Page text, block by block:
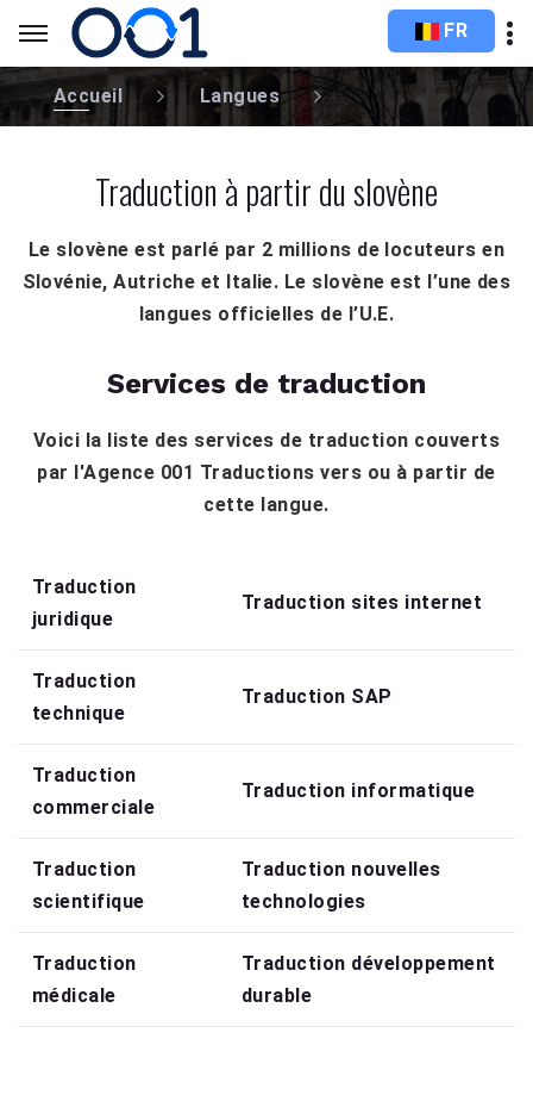
FR
Accueil Langues
Traduction à partir du slovène
Le slovène est parlé par 2 millions de locuteurs en
Slovénie, Autriche et Italie. Le slovène est l’une des
langues officielles de l’U.E.
Services de traduction
Voici la liste des services de traduction couverts
par l'Agence 001 Traductions vers ou à partir de
cette langue.
Traduction
juridique
Traduction sites internet
Traduction
technique
Traduction SAP
Traduction
commerciale
Traduction informatique
Traduction
scientifique
Traduction nouvelles
technologies
Traduction
médicale
Traduction développement
durable